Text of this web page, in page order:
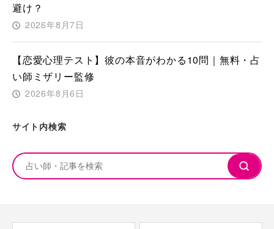
避け？
2026年8月7日
【恋愛心理テスト】彼の本音がわかる10問｜無料・占
い師ミザリー監修
2026年8月6日
サイト内検索